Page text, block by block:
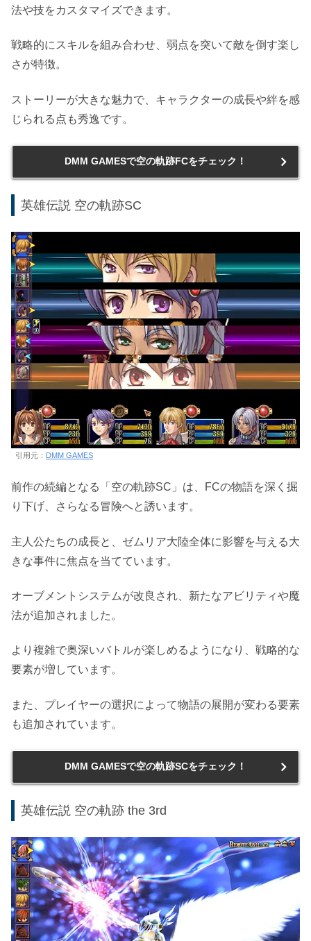
法や技をカスタマイズできます。
戦略的にスキルを組み合わせ、弱点を突いて敵を倒す楽し
さが特徴。
ストーリーが大きな魅力で、キャラクターの成長や絆を感
じられる点も秀逸です。
DMM GAMESで空の軌跡FCをチェック！
英雄伝説 空の軌跡SC
引用元： DMM GAMES
前作の続編となる「空の軌跡SC」は、FCの物語を深く掘
り下げ、さらなる冒険へと誘います。
主人公たちの成長と、ゼムリア大陸全体に影響を与える大
きな事件に焦点を当てています。
オーブメントシステムが改良され、新たなアビリティや魔
法が追加されました。
より複雑で奥深いバトルが楽しめるようになり、戦略的な
要素が増しています。
また、プレイヤーの選択によって物語の展開が変わる要素
も追加されています。
DMM GAMESで空の軌跡SCをチェック！
英雄伝説 空の軌跡 the 3rd